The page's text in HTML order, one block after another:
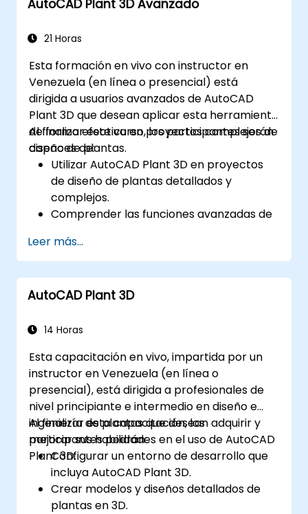
AutoCAD Plant 3D Avanzado
21 Horas
Esta formación en vivo con instructor en
Venezuela (en línea o presencial) está
dirigida a usuarios avanzados de AutoCAD
Plant 3D que desean aplicar esta herramienta
de forma efectiva en proyectos complejos de
diseño de plantas.
Al finalizar este curso, los participantes serán
capaces de:
Utilizar AutoCAD Plant 3D en proyectos
de diseño de plantas detallados y
complejos.
Comprender las funciones avanzadas de
componentes personalizados, la gestión
avanzada de datos y el trazado complejo
de tuberías.
Gestionar proyectos a gran escala y
utilizan distintas herramientas de
Personalizar el software y automatizar
tareas repetitivas para adaptarse a las
necesidades específicas de cada
proyecto.
Leer más...
AutoCAD Plant 3D
14 Horas
Esta capacitación en vivo, impartida por un
instructor en Venezuela (en línea o
presencial), está dirigida a profesionales de
nivel principiante e intermedio en diseño e
ingeniería de plantas que desean adquirir y
mejorar sus habilidades en el uso de AutoCAD
Plant 3D.
Al finalizar esta capacitación, los
participantes podrán:
Configurar un entorno de desarrollo que
incluya AutoCAD Plant 3D.
Crear modelos y diseños detallados de
plantas en 3D.